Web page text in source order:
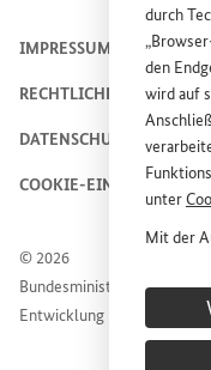
durch
„Browser
den
wird auf
unter
Mit der
Dienstes
© 2026
Bundesministerium für
Entwicklung
IMPRESSUM
RECHTLICHE HINWEISE
DATENSCHUTZHINWEIS
COOKIE-EINSTELLUNGEN